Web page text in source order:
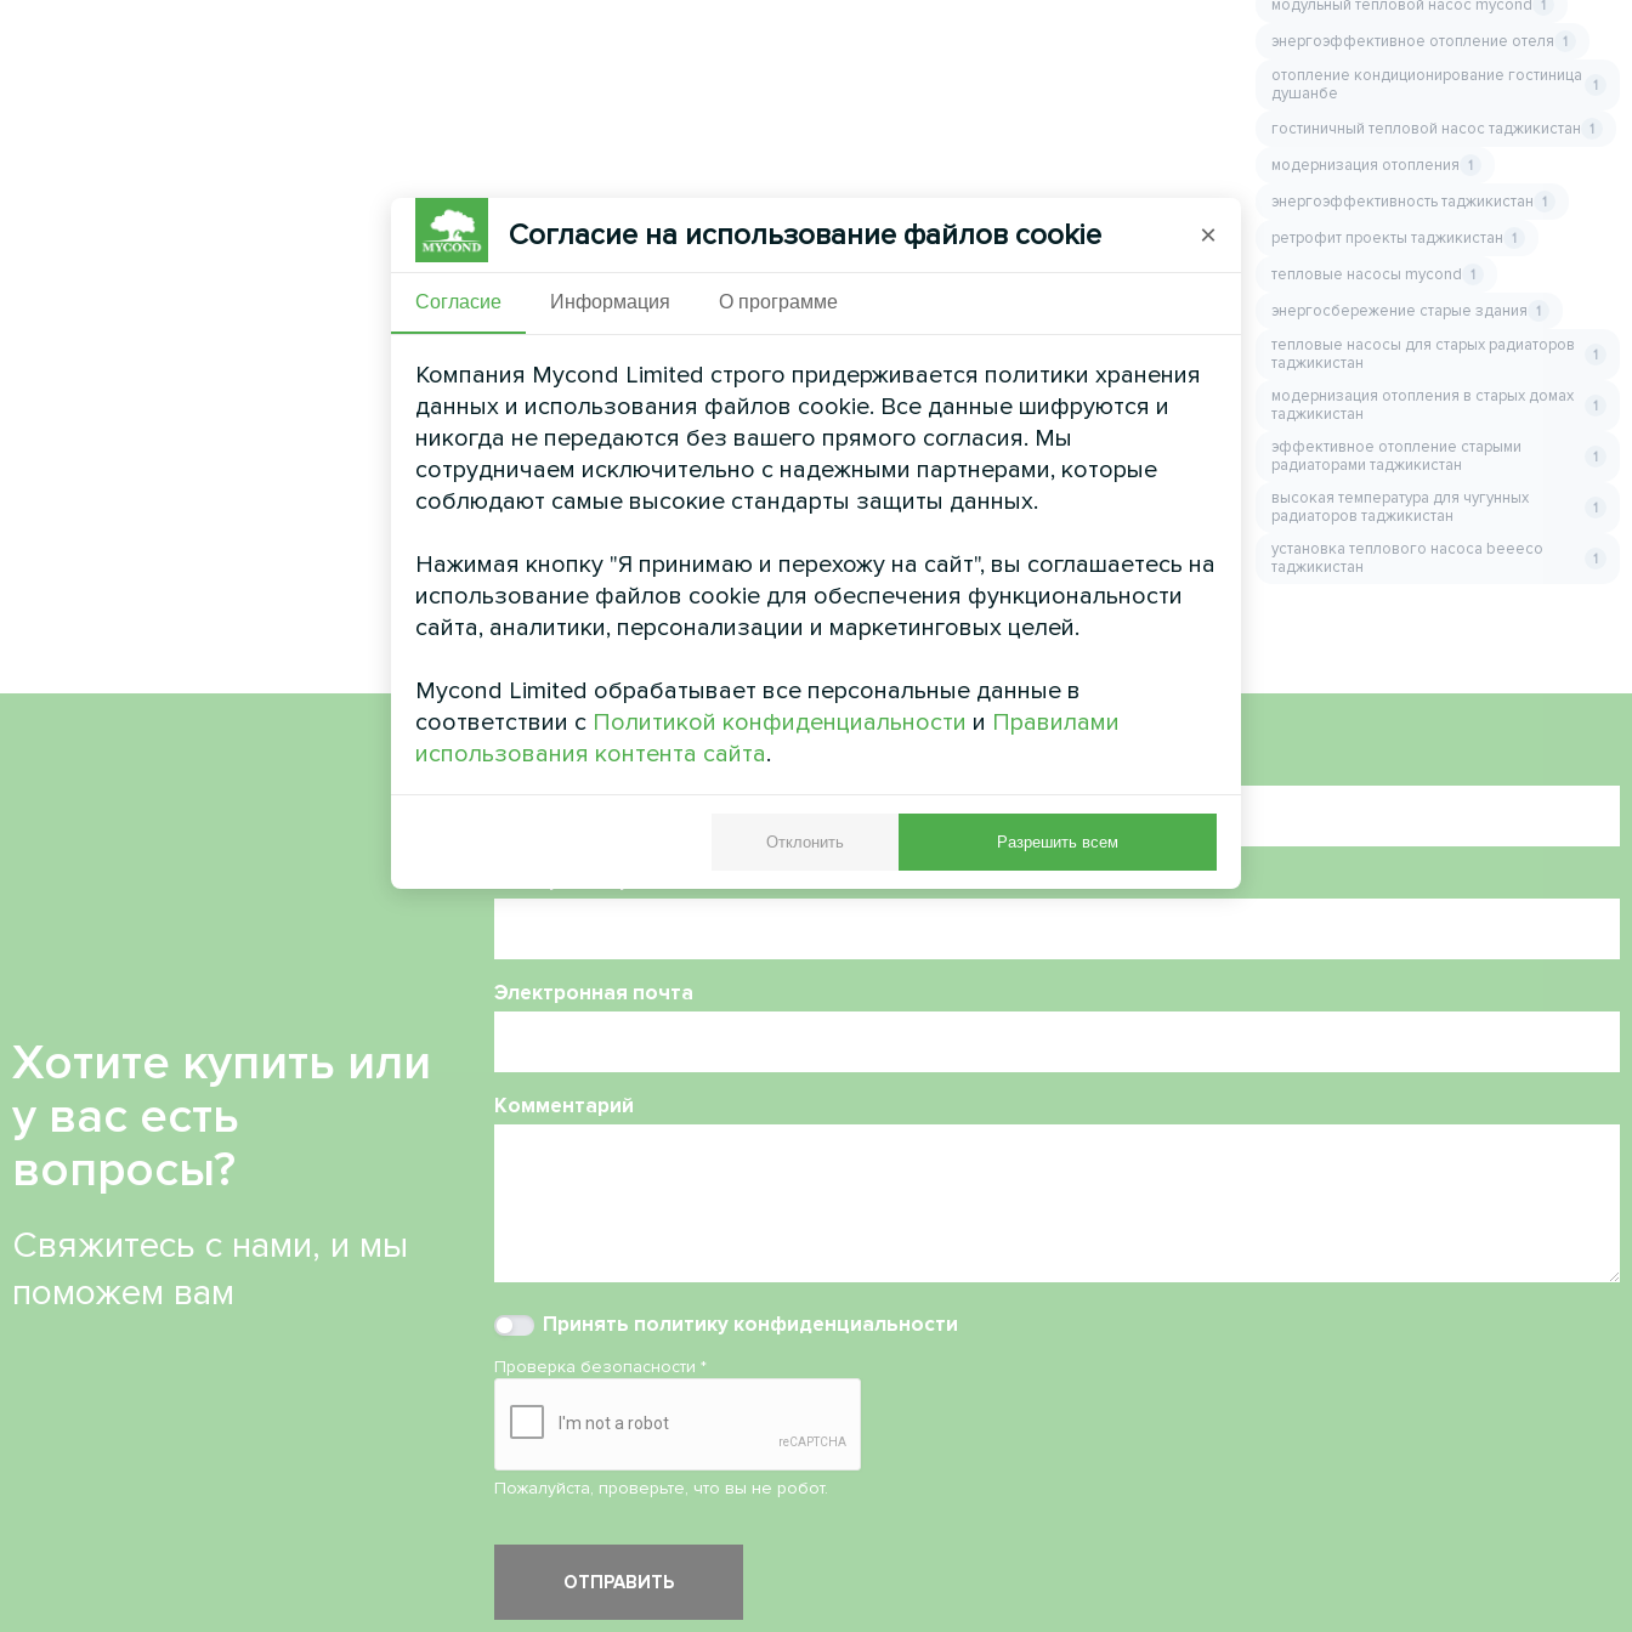
модульный тепловой насос mycond 1
энергоэффективное отопление отеля 1
отопление кондиционирование гостиница
душанбе
1
гостиничный тепловой насос таджикистан 1
модернизация отопления 1
энергоэффективность таджикистан 1
ретрофит проекты таджикистан 1
тепловые насосы mycond 1
энергосбережение старые здания 1
тепловые насосы для старых радиаторов
таджикистан
1
модернизация отопления в старых домах
таджикистан
1
эффективное отопление старыми
радиаторами таджикистан
1
высокая температура для чугунных
радиаторов таджикистан
1
установка теплового насоса beeeco
таджикистан
1
Хотите купить или
у вас есть
вопросы?
Свяжитесь с нами, и мы
поможем вам
Имя
Электронная почта
Комментарий
Принять политику конфиденциальности
Проверка безопасности*
Пожалуйста, проверьте, что вы не робот.
Согласие на использование файлов cookie ×
Согласие Информация О программе
Компания Mycond Limited строго придерживается политики хранения
данных и использования файлов cookie. Все данные шифруются и
никогда не передаются без вашего прямого согласия. Мы
сотрудничаем исключительно с надежными партнерами, которые
соблюдают самые высокие стандарты защиты данных.
Нажимая кнопку "Я принимаю и перехожу на сайт", вы соглашаетесь на
использование файлов cookie для обеспечения функциональности
сайта, аналитики, персонализации и маркетинговых целей.
Mycond Limited обрабатывает все персональные данные в
соответствии с Политикой конфиденциальности и Правилами
использования контента сайта.
Отклонить Разрешить всем